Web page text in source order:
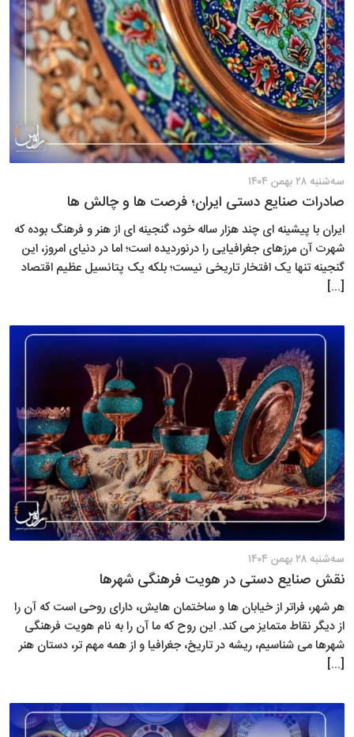
صادرات صنایع دستی ایران؛ فرصت ها و چالش ها
سه‌شنبه ۲۸ بهمن ۱۴۰۴
ایران با پیشینه ای چند هزار ساله خود، گنجینه ای از هنر و فرهنگ بوده که
شهرت آن مرزهای جغرافیایی را درنوردیده است؛ اما در دنیای امروز، این
گنجینه تنها یک افتخار تاریخی نیست؛ بلکه یک پتانسیل عظیم اقتصاد
[...]
نقش صنایع دستی در هویت فرهنگی شهرها
سه‌شنبه ۲۸ بهمن ۱۴۰۴
هر شهر، فراتر از خیابان ها و ساختمان هایش، دارای روحی است که آن را
از دیگر نقاط متمایز می کند. این روح که ما آن را به نام هویت فرهنگی
شهرها می شناسیم، ریشه در تاریخ، جغرافیا و از همه مهم تر، دستان هنر
[...]